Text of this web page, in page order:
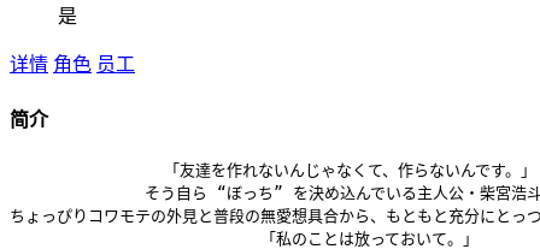
是
详情 角色 员工
简介
                「友達を作れないんじゃなくて、作らないんです。」
そう自ら “ぼっち” を決め込んでいる主人公・柴宮浩
ちょっぴりコワモテの外見と普段の無愛想具合から、もともと充分にとっ
                          「私のことは放っておいて。」